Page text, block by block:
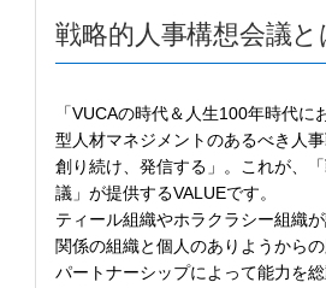
戦略的人事構想会議と
「VUCAの時代＆人生100年時代に
型人材マネジメントのあるべき人事
創り続け、発信する」。これが、
議」が提供するVALUEです。
ティール組織やホラクラシー組織
関係の組織と個人のありようから
パートナーシップによって能力を